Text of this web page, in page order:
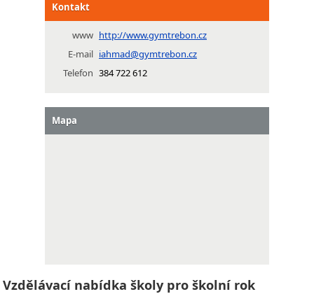
Kontakt
www http://www.gymtrebon.cz
E-mail iahmad@gymtrebon.cz
Telefon 384 722 612
Mapa
Vzdělávací nabídka školy pro školní rok